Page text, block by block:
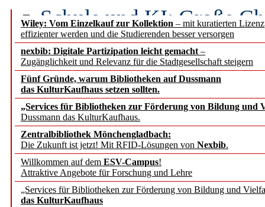
Wiley: Vom Einzelkauf zur Kollektion – mit kuratierten
effizienter werden und die Studierenden besser versorgen
nexbib: Digitale Partizipation leicht gemacht –
Zugänglichkeit und Relevanz für die Stadtgesellschaft steigern
Fünf Gründe, warum Bibliotheken auf Dussmann
das KulturKaufhaus setzen sollten.
„Services für Bibliotheken zur Förderung von Bildung und
Dussmann das KulturKaufhaus.
Zentralbibliothek Mönchengladbach:
Die Zukunft ist jetzt! Mit RFID-Lösungen von Nexbib.
Willkommen auf dem ESV-Campus!
Attraktive Angebote für Forschung und Lehre
„Services für Bibliotheken zur Förderung von Bildung und
das KulturKaufhaus
Schule und KI: Große
Voraussetzungen
Erfolgreiches erstes
Segment Research –
angepasst
konstruktiv!